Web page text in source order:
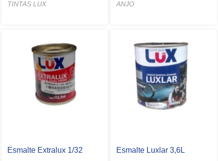
TINTAS LUX ANJO
Esmalte Extralux 1/32 Esmalte Luxlar 3,6L